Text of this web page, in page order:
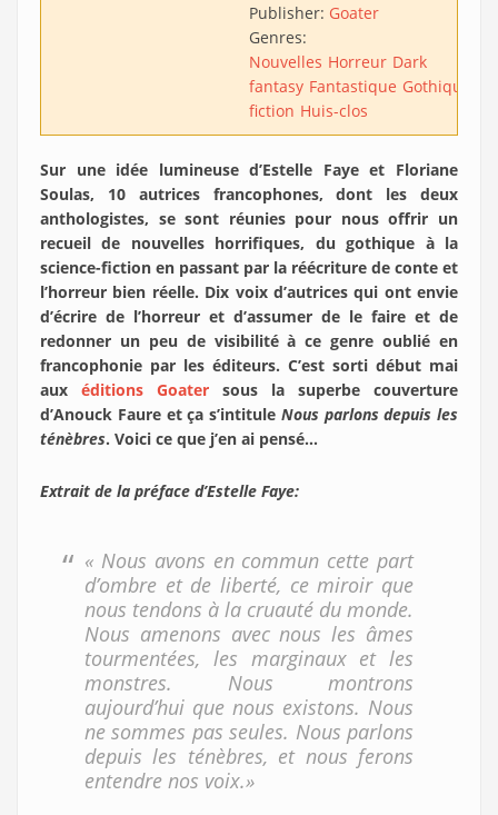
Publisher: Goater
Genres:
Nouvelles Horreur Dark
fantasy Fantastique Gothique
fiction Huis-clos
Sur une idée lumineuse d’Estelle Faye et Floriane
Soulas, 10 autrices francophones, dont les deux
anthologistes, se sont réunies pour nous offrir un
recueil de nouvelles horrifiques, du gothique à la
science-fiction en passant par la réécriture de conte et
l’horreur bien réelle. Dix voix d’autrices qui ont envie
d’écrire de l’horreur et d’assumer de le faire et de
redonner un peu de visibilité à ce genre oublié en
francophonie par les éditeurs. C’est sorti début mai
aux éditions Goater sous la superbe couverture
d’Anouck Faure et ça s’intitule Nous parlons depuis les
ténèbres. Voici ce que j’en ai pensé…
Extrait de la préface d’Estelle Faye:
« Nous avons en commun cette part
d’ombre et de liberté, ce miroir que
nous tendons à la cruauté du monde.
Nous amenons avec nous les âmes
tourmentées, les marginaux et les
monstres. Nous montrons
aujourd’hui que nous existons. Nous
ne sommes pas seules. Nous parlons
depuis les ténèbres, et nous ferons
entendre nos voix.»